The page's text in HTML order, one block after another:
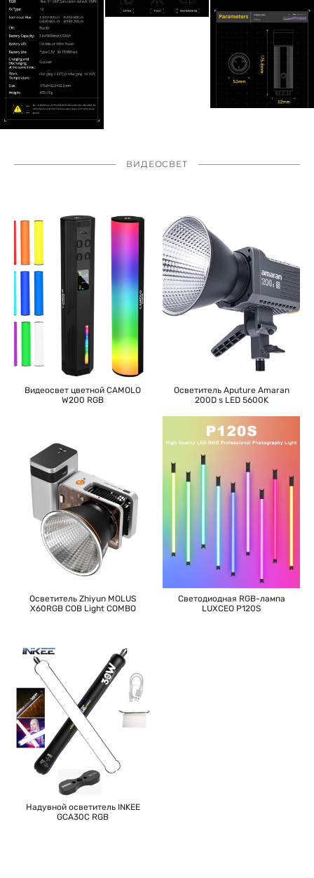
ВИДЕОСВЕТ
Видеосвет цветной CAMOLO
W200 RGB
Осветитель Aputure Amaran
200D s LED 5600K
Осветитель Zhiyun MOLUS
X60RGB COB Light COMBO
Светодиодная RGB-лампа
LUXCEO P120S
Надувной осветитель INKEE
GCA30C RGB